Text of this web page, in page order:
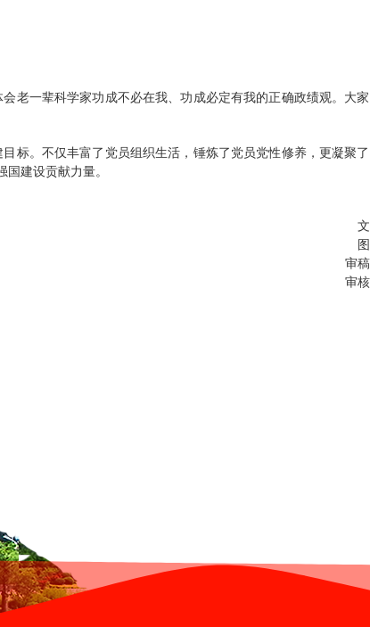
老一辈科学家功成不必在我、功成必定有我的正确政绩观。大
标。不仅丰富了党员组织生活，锤炼了党员党性修养，更凝聚
建设贡献力量。
审
审